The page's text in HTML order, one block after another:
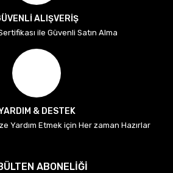
ALIŞVERİŞ
ile Güvenli Satın Alma
& DESTEK
Yardım Etmek için Her zaman Hazırlar
ABONELİĞİ